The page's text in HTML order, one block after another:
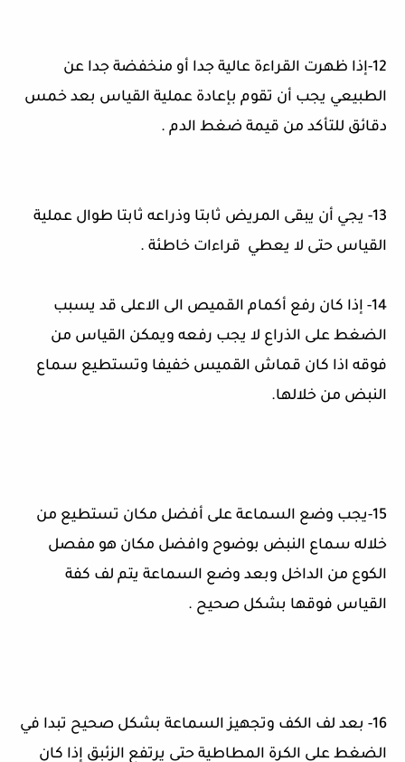
12- إذا ظهرت القراءة عالية جدا أو منخفضة جدا عن
الطبيعي يجب أن تقوم بإعادة عملية القياس بعد خمس
دقائق للتأكد من قيمة ضغط الدم .
13-
يجي أن يبقى المريض ثابتا وذراعه ثابتا طوال عملية
القياس حتى لا يعطي قراءات خاطئة .
14- إذا كان رفع أكمام القميص الى الاعلى قد يسبب
الضغط على الذراع لا يجب رفعه ويمكن القياس من
فوقه اذا كان قماش القميس خفيفا وتستطيع سماع
النبض من خلالها.
15- يجب وضع السماعة على أفضل مكان تستطيع من
خلاله سماع النبض بوضوح وافضل مكان هو مفصل
الكوع من الداخل وبعد وضع السماعة يتم لف كفة
القياس فوقها بشكل صحيح .
16-
بعد لف الكف وتجهيز السماعة بشكل صحيح تبدا في
الضغط على الكرة المطاطية حتى يرتفع الزئبق إذا كان